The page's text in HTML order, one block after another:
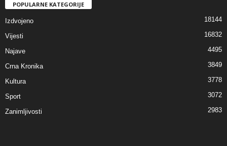
POPULARNE KATEGORIJE
Izdvojeno 18144
Vijesti 16832
Najave 4495
Crna Kronika 3849
Kultura 3778
Sport 3072
Zanimljivosti 2983